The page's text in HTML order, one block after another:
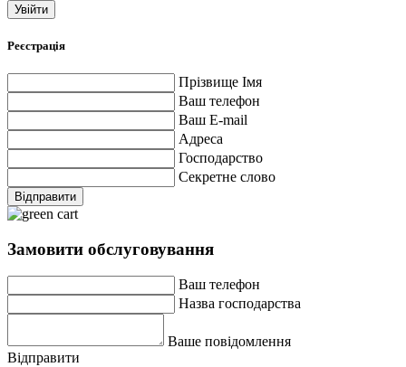
Увійти
Реєстрація
Прізвище Імя
Ваш телефон
Ваш E-mail
Адреса
Господарство
Секретне слово
Відправити
Замовити обслуговування
Ваш телефон
Назва господарства
Ваше повідомлення
Відправити